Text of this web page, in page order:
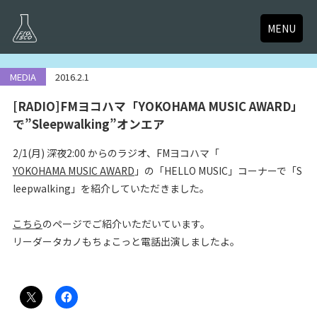
MENU
MEDIA 2016.2.1
[RADIO]FMヨコハマ「YOKOHAMA MUSIC AWARD」
で”Sleepwalking”オンエア
2/1(月) 深夜2:00 からのラジオ、FMヨコハマ「
YOKOHAMA MUSIC AWARD 」の「HELLO MUSIC」コーナーで「S
leepwalking」を紹介していただきました。
こちらのページでご紹介いただいています。
リーダータカノもちょこっと電話出演しましたよ。